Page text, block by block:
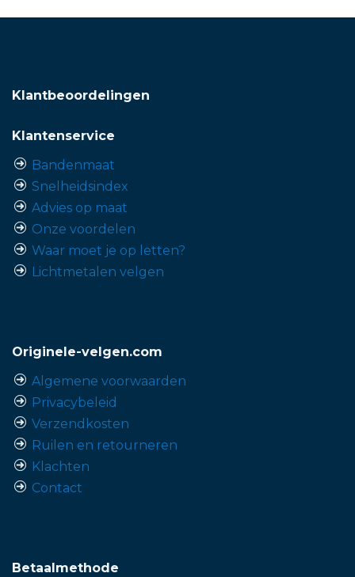
Klantbeoordelingen
Klantenservice
Bandenmaat
Snelheidsindex
Advies op maat
Onze voordelen
Waar moet je op letten?
Lichtmetalen velgen
Originele-velgen.com
Algemene voorwaarden
Privacybeleid
Verzendkosten
Ruilen en retourneren
Klachten
Contact
Betaalmethode